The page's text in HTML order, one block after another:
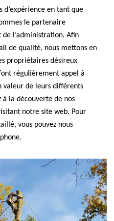
d’expérience en tant que
le partenaire
l’administration. Afin
de qualité, nous mettons en
propriétaires désireux
régulièrement appel à
valeur de leurs différents
la découverte de nos
notre site web. Pour
vous pouvez nous